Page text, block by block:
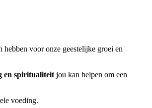
hebben voor onze geestelijke groei en
en spiritualiteit jou kan helpen om een
voeding.